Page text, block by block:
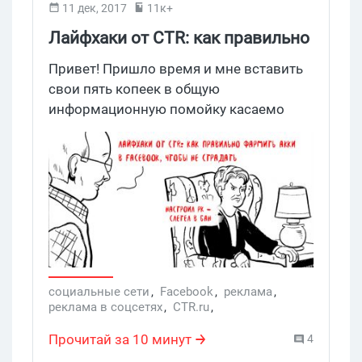
11 дек, 2017 11к+
Лайфхаки от CTR: как правильно
фармить акки в Facebook
Привет! Пришло время и мне вставить
свои пять копеек в общую
информационную помойку касаемо
фарма акков Facebook, траста и прочей
мистики.
социальные сети, Facebook, реклама,
реклама в соцсетях, CTR.ru,
,продвижение в Facebook, фарм аккаунтов ,
Прочитай за 10 минут 4